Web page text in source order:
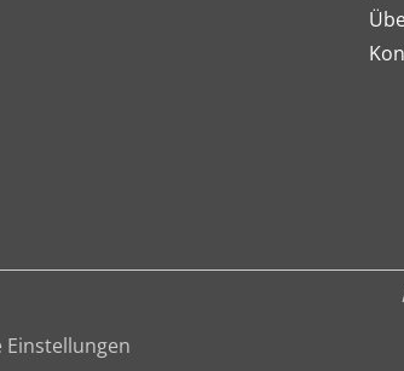
Einstellungen